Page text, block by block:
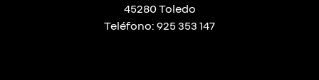
45280 Toledo
Teléfono: 925 353 147